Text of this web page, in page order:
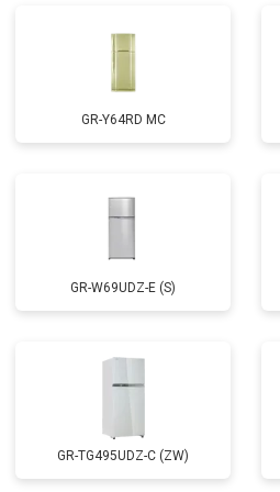
GR-Y64RD MC
GR-W69UDZ-E (S)
GR-TG495UDZ-C (ZW)